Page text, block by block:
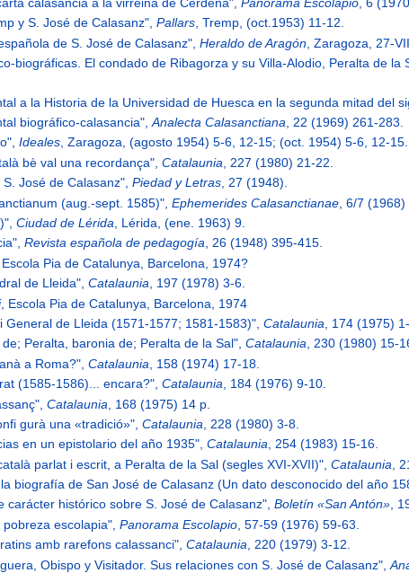
y S. José de Calasanz",Pallars, Tremp, (oct.1953) 11-12.
de S. José de Calasanz",Heraldo de Aragón , Zaragoza, 27-
biográficas. El condado de Ribagorza y su Villa-Alodio, Peralta de
a la Historia de la Universidad de Huesca en la segunda mitad del
biográfico-calasancia",Analecta Calasanctiana , 22 (1969) 261-283.
Ideales, Zaragoza, (agosto 1954) 5-6, 12-15; (oct. 1954) 5-6, 12-15.
bè val una recordança",Catalaunia , 227 (1980) 21-22.
S. José de Calasanz",Piedad y Letras, 27 (1948).
(aug.-sept. 1585)",Ephemerides Calasanctianae , 6/7 (1968)
Ciudad de Lérida , Lérida, (ene. 1963) 9.
Revista española de pedagogía, 26 (1948) 395-415.
Pia de Catalunya, Barcelona, 1974?
de Lleida",Catalaunia , 197 (1978) 3-6.
, Escola Pia de Catalunya, Barcelona, 1974
General de Lleida (1571-1577; 1581-1583)",Catalaunia , 174 (1975)
Peralta, baronia de; Peralta de la Sal",Catalaunia, 230 (1980) 15-
a Roma?",Catalaunia , 158 (1974) 17-18.
(1585-1586)... encara?",Catalaunia , 184 (1976) 9-10.
Catalaunia , 168 (1975) 14 p.
gurà una «tradició»",Catalaunia , 228 (1980) 3-8.
en un epistolario del año 1935",Catalaunia, 254 (1983) 15-16.
parlat i escrit, a Peralta de la Sal (segles XVI-XVII)",Catalaunia ,
biografía de San José de Calasanz (Un dato desconocido del año
carácter histórico sobre S. José de Calasanz",Boletín «San Antón»,
pobreza escolapia",Panorama Escolapio , 57-59 (1976) 59-63.
amb rarefons calassanci",Catalaunia, 220 (1979) 3-12.
Obispo y Visitador. Sus relaciones con S. José de Calasanz",